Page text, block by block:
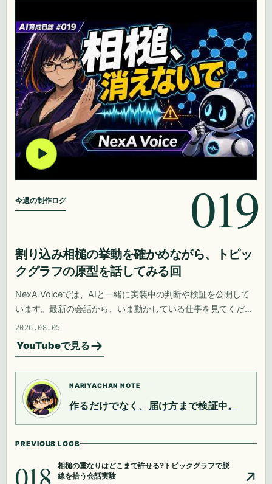
今週の制作ログ 019
割り込み相槌の挙動を確かめながら、トピッ
クグラフの原型を話してみる回
NexA Voiceでは、AIと一緒に実装中の判断や検証を公開して
います。最新の会話から、いま動かしている仕事を見てくださ
い。
2026.08.05
YouTubeで見る
NARIYACHAN NOTE
作るだけでなく、届け方まで検証中。
PREVIOUS LOGS
018
相槌の重なりはどこまで許せる?トピックグラフで脱
線を拾う会話実験